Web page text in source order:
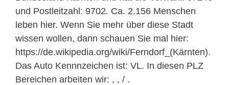
und Postleitzahl: 9702. Ca. 2.156 Menschen
leben hier. Wenn Sie mehr über diese Stadt
wissen wollen, dann schauen Sie mal hier:
https://de.wikipedia.org/wiki/Ferndorf_(Kärnten).
Das Auto Kennnzeichen ist: VL. In diesen PLZ
Bereichen arbeiten wir: , , / .